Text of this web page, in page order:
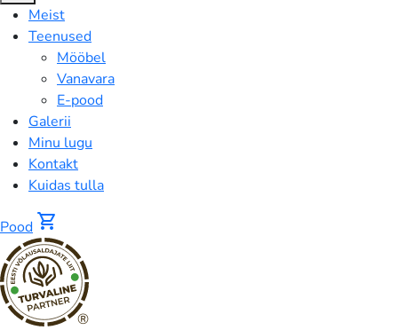
Meist
Teenused
Mööbel
Vanavara
E-pood
Galerii
Minu lugu
Kontakt
Kuidas tulla
Pood shopping_cart
®